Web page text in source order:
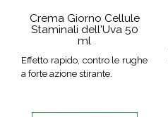
Crema Giorno Cellule
Staminali dell'Uva 50
ml
Effetto rapido, contro le rughe
a forte azione stirante.